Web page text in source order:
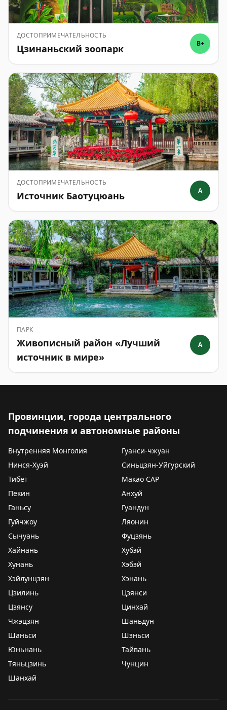
ДОСТОПРИМЕЧАТЕЛЬНОСТЬ
Цзинаньский зоопарк B+
ДОСТОПРИМЕЧАТЕЛЬНОСТЬ
Источник Баотуцюань A
ПАРК
Живописный район «Лучший
источник в мире»
A
Провинции, города центрального
подчинения и автономные районы
Внутренняя Монголия
Гуанси-чжуан
Нинся-Хуэй
Синьцзян-Уйгурский
Тибет
Макао САР
Пекин
Анхуй
Ганьсу
Гуандун
Гуйчжоу
Ляонин
Сычуань
Фуцзянь
Хайнань
Хубэй
Хунань
Хэбэй
Хэйлунцзян
Хэнань
Цзилинь
Цзянси
Цзянсу
Цинхай
Чжэцзян
Шаньдун
Шаньси
Шэньси
Юньнань
Тайвань
Тяньцзинь
Чунцин
Шанхай